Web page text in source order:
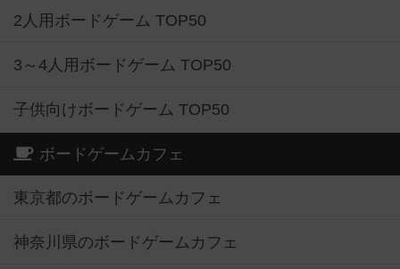
2人用ボードゲーム TOP50
3～4人用ボードゲーム TOP50
子供向けボードゲーム TOP50
ボードゲームカフェ
東京都のボードゲームカフェ
神奈川県のボードゲームカフェ